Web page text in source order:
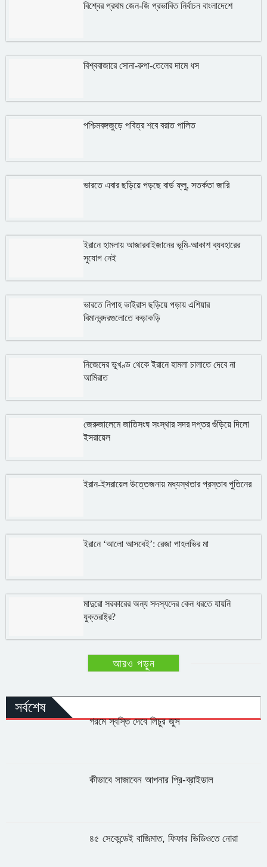
বিশ্বের প্রথম জেন-জি প্রভাবিত নির্বাচন বাংলাদেশে
বিশ্ববাজারে সোনা-রুপা-তেলের দামে ধস
পশ্চিমবঙ্গজুড়ে পবিত্র শবে বরাত পালিত
ভারতে এবার ছড়িয়ে পড়ছে বার্ড ফ্লু, সতর্কতা জারি
ইরানে হামলায় আজারবাইজানের ভূমি-আকাশ ব্যবহারের
সুযোগ নেই
ভারতে নিপাহ ভাইরাস ছড়িয়ে পড়ায় এশিয়ার
বিমানবন্দরগুলোতে কড়াকড়ি
নিজেদের ভূখণ্ড থেকে ইরানে হামলা চালাতে দেবে না
আমিরাত
জেরুজালেমে জাতিসংঘ সংস্থার সদর দপ্তর গুঁড়িয়ে দিলো
ইসরায়েল
ইরান-ইসরায়েল উত্তেজনায় মধ্যস্থতার প্রস্তাব পুতিনের
ইরানে ‘আলো আসবেই’: রেজা পাহলভির মা
মাদুরো সরকারের অন্য সদস্যদের কেন ধরতে যায়নি
যুক্তরাষ্ট্র?
LOAD MORE
সর্বশেষ
গরমে স্বস্তি দেবে লিচুর জুস
কীভাবে সাজাবেন আপনার প্রি-ব্রাইডাল
৪৫ সেকেন্ডেই বাজিমাত, ফিফার ভিডিওতে নোরা